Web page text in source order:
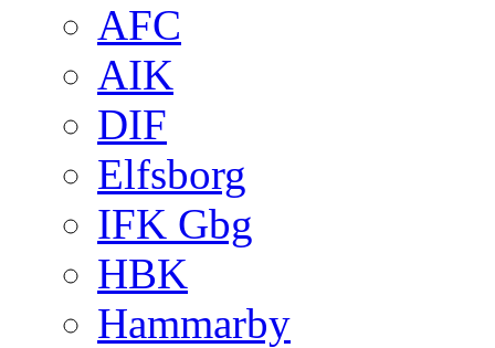
AFC
AIK
DIF
Elfsborg
IFK Gbg
HBK
Hammarby